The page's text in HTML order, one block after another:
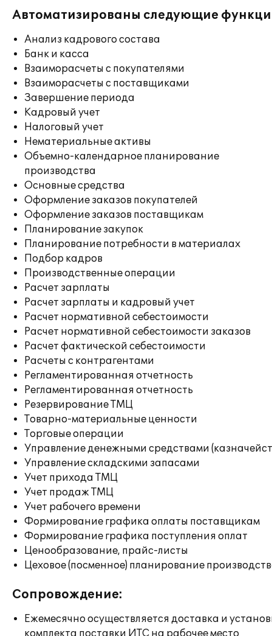
Автоматизированы следующие
Анализ кадрового состава
Банк и касса
Взаиморасчеты с покупателями
Взаиморасчеты с поставщиками
Завершение периода
Кадровый учет
Налоговый учет
Нематериальные активы
Объемно-календарное планирование
производства
Основные средства
Оформление заказов покупателей
Оформление заказов поставщикам
Планирование закупок
Планирование потребности в материалах
Подбор кадров
Производственные операции
Расчет зарплаты
Расчет зарплаты и кадровый учет
Расчет нормативной себестоимости
Расчет нормативной себестоимости заказов
Расчет фактической себестоимости
Расчеты с контрагентами
Регламентированная отчетность
Регламентированная отчетность
Резервирование ТМЦ
Товарно-материальные ценности
Торговые операции
Управление денежными средствами
Управление складскими запасами
Учет прихода ТМЦ
Учет продаж ТМЦ
Учет рабочего времени
Формирование графика оплаты поставщикам
Формирование графика поступления оплат
Ценообразование, прайс-листы
Цеховое (посменное) планирование
Сопровождение:
Ежемесячно осуществляется доставка и
комплекта поставки ИТС на рабочее место